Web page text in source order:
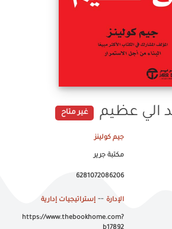
الي عظيم غير متاح
جيم كولينز
مكتبة جرير
6281072086206
الإدارة -- إستراتيجيات إدارية
https://www.thebookhome.com?
b17892